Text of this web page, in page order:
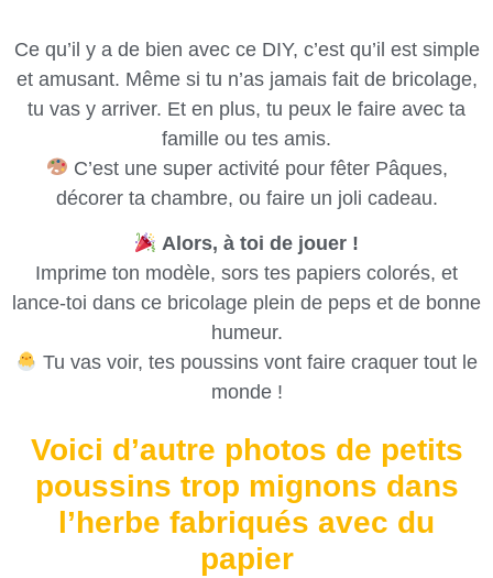
Ce qu’il y a de bien avec ce DIY, c’est qu’il est simple
et amusant. Même si tu n’as jamais fait de bricolage,
tu vas y arriver. Et en plus, tu peux le faire avec ta
famille ou tes amis.
C’est une super activité pour fêter Pâques,
décorer ta chambre, ou faire un joli cadeau.
Alors, à toi de jouer !
Imprime ton modèle, sors tes papiers colorés, et
lance-toi dans ce bricolage plein de peps et de bonne
humeur.
Tu vas voir, tes poussins vont faire craquer tout le
monde !
Voici d’autre photos de petits
poussins trop mignons dans
l’herbe fabriqués avec du
papier